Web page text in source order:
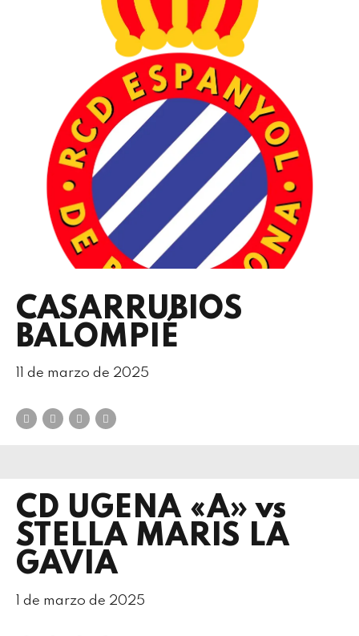
CASARRUBIOS
BALOMPIÉ
11 de marzo de 2025
CD UGENA «A» vs
STELLA MARIS LA
GAVIA
1 de marzo de 2025